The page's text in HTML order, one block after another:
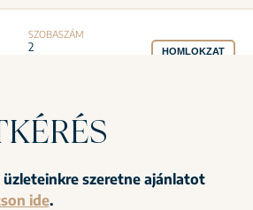
szeretne ajánlatot
ide.